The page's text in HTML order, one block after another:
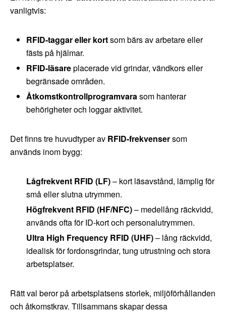
vanligtvis:
RFID-taggar eller kortsom bärs av arbetare eller
fästs på hjälmar.
RFID-läsareplacerade vid grindar, vändkors eller
begränsade områden.
Åtkomstkontrollprogramvarasom hanterar
behörigheter och loggar aktivitet.
Det finns tre huvudtyper av RFID-frekvensersom
används inom bygg:
Lågfrekvent RFID (LF)– kort läsavstånd, lämplig för
små eller slutna utrymmen.
Högfrekvent RFID (HF/NFC)– medellång räckvidd,
används ofta för ID-kort och personalutrymmen.
Ultra High Frequency RFID (UHF)– lång räckvidd,
idealisk för fordonsgrindar, tung utrustning och stora
arbetsplatser.
Rätt val beror på arbetsplatsens storlek, miljöförhållanden
och åtkomstkrav. Tillsammans skapar dessa